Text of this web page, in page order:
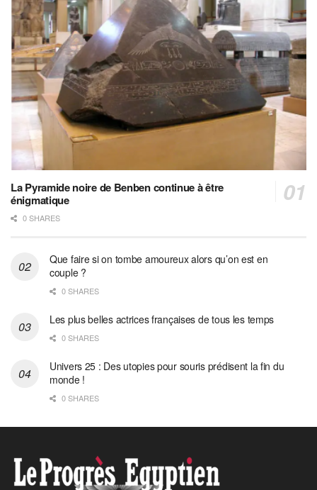
La Pyramide noire de Benben continue à être
énigmatique
0 SHARES
Que faire si on tombe amoureux alors qu’on est en
couple ?
0 SHARES
Les plus belles actrices françaises de tous les temps
0 SHARES
Univers 25 : Des utopies pour souris prédisent la fin du
monde !
0 SHARES